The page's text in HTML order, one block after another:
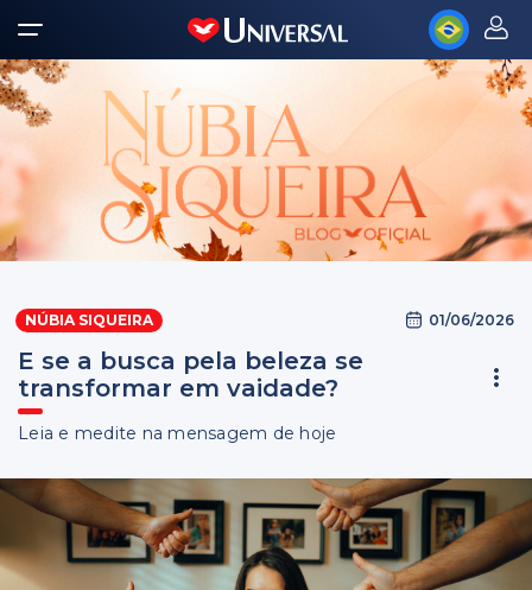
NÚBIA SIQUEIRA 01/06/2026
E se a busca pela beleza se
transformar em vaidade?
Leia e medite na mensagem de hoje